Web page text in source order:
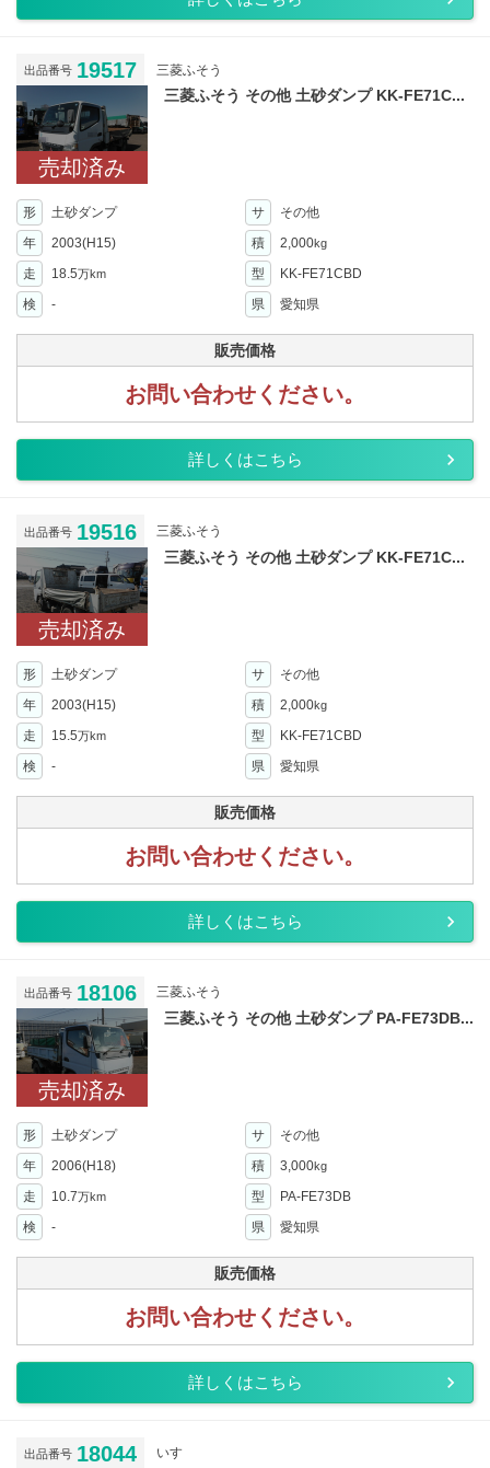
出品番号 19517 三菱ふそう
売却済み
三菱ふそう その他 土砂ダンプ KK-FE71C...
形 土砂ダンプ サ
その他
年
2003(H15) 積 2,000kg
走 18.5万km 型
KK-FE71CBD
検
- 県 愛知県
販売価格
お問い合わせください。
詳しくはこちら
出品番号 19516 三菱ふそう
売却済み
三菱ふそう その他 土砂ダンプ KK-FE71C...
形 土砂ダンプ サ
その他
年
2003(H15) 積 2,000kg
走 15.5万km 型
KK-FE71CBD
検
- 県 愛知県
販売価格
お問い合わせください。
詳しくはこちら
出品番号 18106 三菱ふそう
売却済み
三菱ふそう その他 土砂ダンプ PA-FE73DB...
形 土砂ダンプ サ
その他
年
2006(H18) 積 3,000kg
走 10.7万km 型
PA-FE73DB
検
- 県 愛知県
販売価格
お問い合わせください。
詳しくはこちら
出品番号 18044 いすゞ